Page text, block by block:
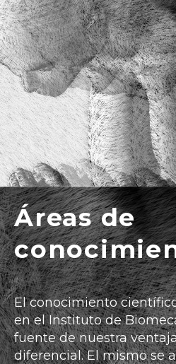
Áreas de
El conocimiento
en el Instituto de
fuente de nuestra
diferencial. El mismo se